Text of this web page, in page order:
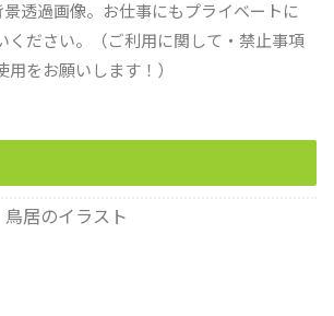
透過画像。お仕事にもプライベートに
ください。（ご利用に関して・禁止事項
をお願いします！）
鳥居のイラスト